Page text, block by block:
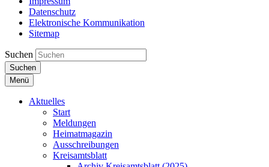
Datenschutz
Elektronische Kommunikation
Sitemap
Suchen
Suchen
Menü
Aktuelles
Start
Meldungen
Heimatmagazin
Ausschreibungen
Kreisamtsblatt